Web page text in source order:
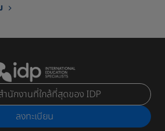
ำนักงานที่ใกล้ที่สุดของ IDP
ลงทะเบียน